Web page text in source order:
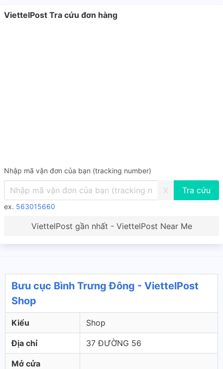
ViettelPost Tra cứu đơn hàng
Nhập mã vận đơn của bạn (tracking number)
X
ex. 563015660
ViettelPost gần nhất - ViettelPost Near Me
Bưu cục Bình Trưng Đông - ViettelPost
Shop
Kiểu Shop
Địa chỉ 37 ĐƯỜNG 56
Mở cửa